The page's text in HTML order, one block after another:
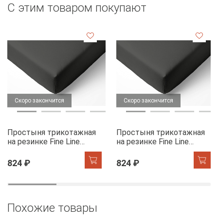
С этим товаром покупают
Скоро закончится
Простыня трикотажная
на резинке Fine Line
824 ₽
Скоро закончится
Простыня трикотажная
на резинке Fine Line
824 ₽
Похожие товары